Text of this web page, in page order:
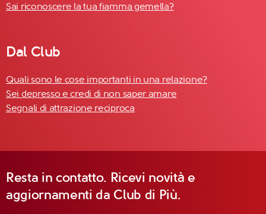
Sai riconoscere la tua fiamma gemella?
Dal Club
Quali sono le cose importanti in una relazione?
Sei depresso e credi di non saper amare
Segnali di attrazione reciproca
Resta in contatto. Ricevi novità e
aggiornamenti da Club di Più.